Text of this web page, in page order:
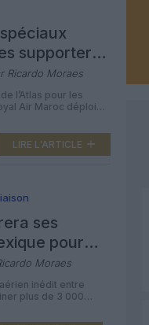
supporters
Ricardo Moraes
l’Atlas pour les
Air Maroc déploie
prochain match le 9
prolonge ainsi la
LIRE L'ARTICLE
ses
pour
l’Atlas
Moraes
inédit entre
plus de 3 000
autour de 930